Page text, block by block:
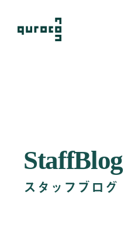
Business
事業内容
評判管理
StaffBlog
スタッフブログ